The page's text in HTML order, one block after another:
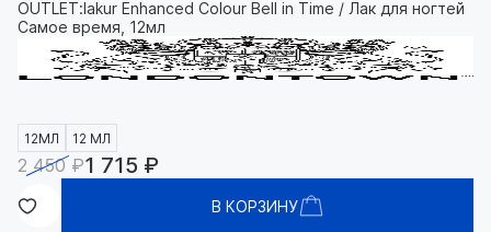
OUTLET:lakur Enhanced Colour Bell in Time / Лак для ногтей
Самое время, 12мл
12МЛ 12 МЛ
2 450 ₽1 715 ₽
В КОРЗИНУ